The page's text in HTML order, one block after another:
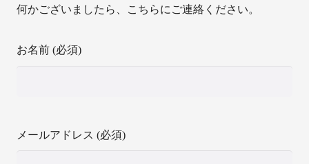
何かございましたら、こちらにご連絡ください。
お名前 (必須)
メールアドレス (必須)